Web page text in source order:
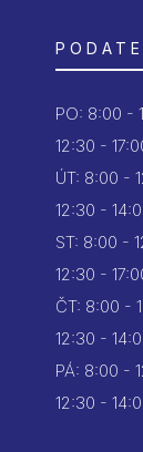
PO: 8:00 -
12:30 -
ÚT: 8:00 -
12:30 -
ST: 8:00 -
12:30 -
ČT: 8:00 -
12:30 -
PÁ: 8:00 -
12:30 -